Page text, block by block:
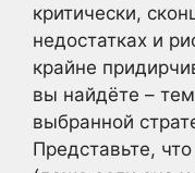
критически,
недостатках и
крайне
вы найдёте –
выбранной
Представьте,